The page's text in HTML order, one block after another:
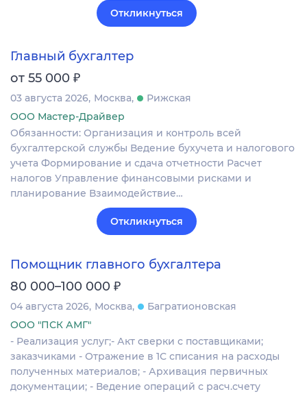
Откликнуться
Главный бухгалтер
от 55 000 ₽
03 августа 2026 Москва
Рижская
ООО Мастер-Драйвер
Обязанности: Организация и контроль всей
бухгалтерской службы Ведение бухучета и налогового
учета Формирование и сдача отчетности Расчет
налогов Управление финансовыми рисками и
планирование Взаимодействие…
Откликнуться
Помощник главного бухгалтера
80 000–100 000 ₽
04 августа 2026 Москва
Багратионовская
ООО "ПСК АМГ"
- Реализация услуг;- Акт сверки с поставщиками;
заказчиками - Отражение в 1С списания на расходы
полученных материалов; - Архивация первичных
документации; - Ведение операций с расч.счету